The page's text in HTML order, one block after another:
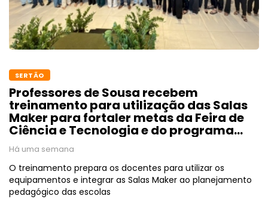
SERTÃO
Professores de Sousa recebem
treinamento para utilização das Salas
Maker para fortaler metas da Feira de
Ciência e Tecnologia e do programa
Educação Premiada
Há uma semana
O treinamento prepara os docentes para utilizar os
equipamentos e integrar as Salas Maker ao planejamento
pedagógico das escolas